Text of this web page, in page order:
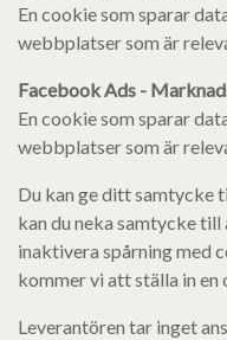
En cookie som sparar
webbplatser som är
Facebook Ads -
En cookie som sparar
webbplatser som är
Du kan ge ditt samtycke
kan du neka samtycke till
inaktivera spårning med
kommer vi att ställa in
Leverantören tar inget